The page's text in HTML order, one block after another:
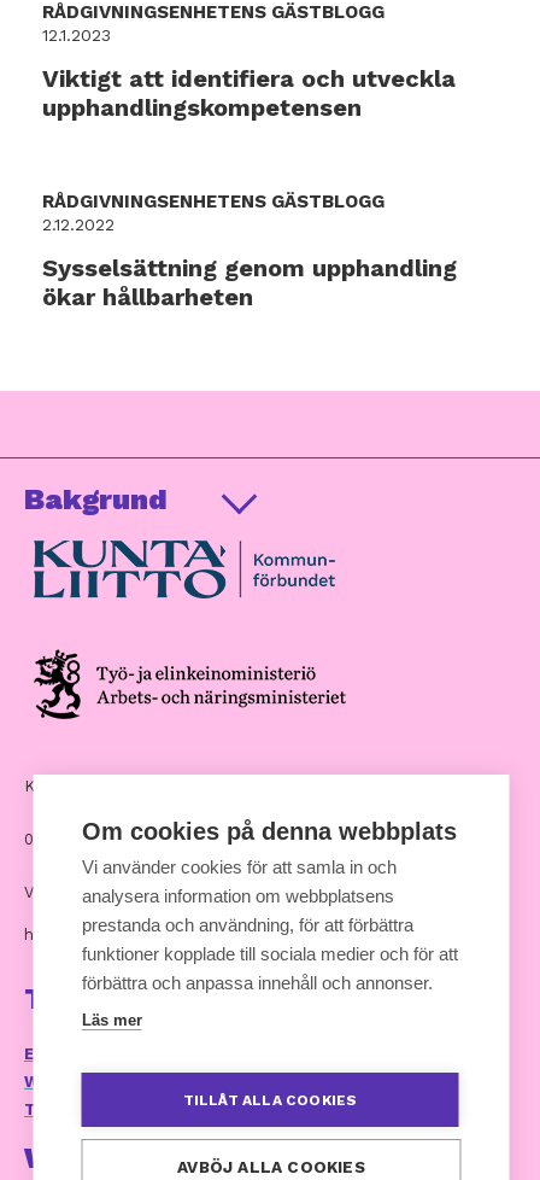
RÅDGIVNINGSENHETENS GÄSTBLOGG
12.1.2023
Viktigt att identifiera och utveckla
upphandlingskompetensen
RÅDGIVNINGSENHETENS GÄSTBLOGG
2.12.2022
Sysselsättning genom upphandling
ökar hållbarheten
Bakgrund
Kommunernas hus, Andra Linjen 14
00530 Helsingfors
Växel: 09 7711
hankinnat [at] kuntaliitto.fi
Ta kontakt
E-postservice och kontaktuppgifter
Webbplatsens tillganglighetsutlatande
Tillgänglighetsrespons (kommunforbundet.fi)
Webbtjänst
Om cookies på denna webbplats
Vi använder cookies för att samla in och
analysera information om webbplatsens
prestanda och användning, för att förbättra
funktioner kopplade till sociala medier och för att
förbättra och anpassa innehåll och annonser.
Läs mer
TILLÅT ALLA COOKIES
AVBÖJ ALLA COOKIES